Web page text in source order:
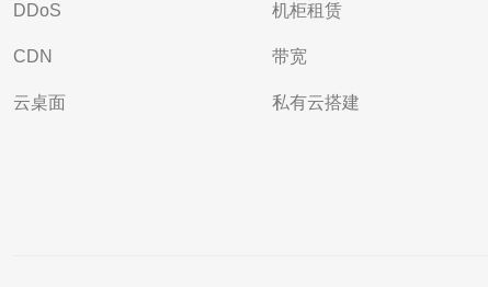
DDoS
CDN
云桌面
机柜租赁
带宽
私有云搭建